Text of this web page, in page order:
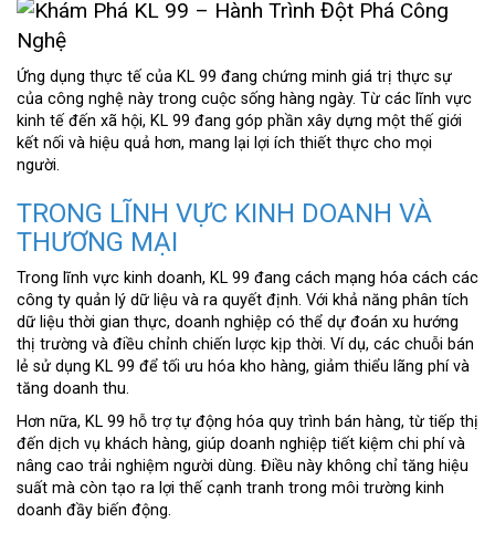
Ứng dụng thực tế của KL 99 đang chứng minh giá trị thực sự
của công nghệ này trong cuộc sống hàng ngày. Từ các lĩnh vực
kinh tế đến xã hội, KL 99 đang góp phần xây dựng một thế giới
kết nối và hiệu quả hơn, mang lại lợi ích thiết thực cho mọi
người.
TRONG LĨNH VỰC KINH DOANH VÀ
THƯƠNG MẠI
Trong lĩnh vực kinh doanh, KL 99 đang cách mạng hóa cách các
công ty quản lý dữ liệu và ra quyết định. Với khả năng phân tích
dữ liệu thời gian thực, doanh nghiệp có thể dự đoán xu hướng
thị trường và điều chỉnh chiến lược kịp thời. Ví dụ, các chuỗi bán
lẻ sử dụng KL 99 để tối ưu hóa kho hàng, giảm thiểu lãng phí và
tăng doanh thu.
Hơn nữa, KL 99 hỗ trợ tự động hóa quy trình bán hàng, từ tiếp thị
đến dịch vụ khách hàng, giúp doanh nghiệp tiết kiệm chi phí và
nâng cao trải nghiệm người dùng. Điều này không chỉ tăng hiệu
suất mà còn tạo ra lợi thế cạnh tranh trong môi trường kinh
doanh đầy biến động.